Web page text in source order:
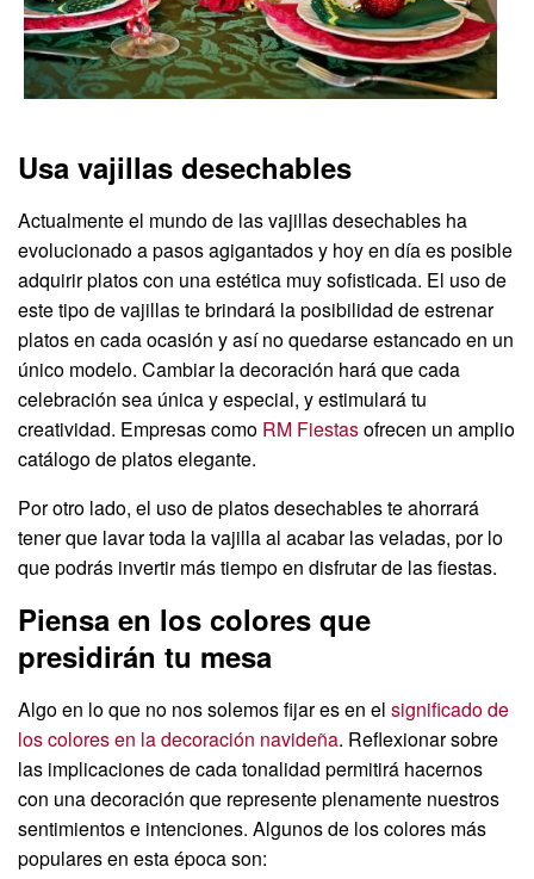
Usa vajillas desechables
Actualmente el mundo de las vajillas desechables ha
evolucionado a pasos agigantados y hoy en día es posible
adquirir platos con una estética muy sofisticada. El uso de
este tipo de vajillas te brindará la posibilidad de estrenar
platos en cada ocasión y así no quedarse estancado en un
único modelo. Cambiar la decoración hará que cada
celebración sea única y especial, y estimulará tu
creatividad. Empresas como RM Fiestasofrecen un amplio
catálogo de platos elegante.
Por otro lado, el uso de platos desechables te ahorrará
tener que lavar toda la vajilla al acabar las veladas, por lo
que podrás invertir más tiempo en disfrutar de las fiestas.
Piensa en los colores que
presidirán tu mesa
Algo en lo que no nos solemos fijar es en el significado de
los colores en la decoración navideña. Reflexionar sobre
las implicaciones de cada tonalidad permitirá hacernos
con una decoración que represente plenamente nuestros
sentimientos e intenciones. Algunos de los colores más
populares en esta época son: